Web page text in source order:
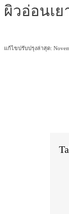
ผิวอ่อนเย
แก้ไขปรับปรุงล่าสุด: